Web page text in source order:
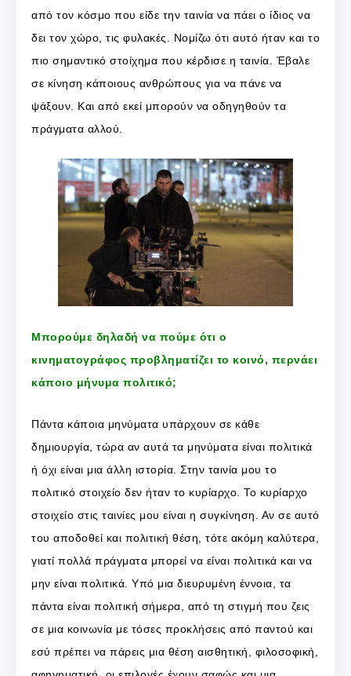
από τον κόσμο που είδε την ταινία να πάει ο ίδιος να
δει τον χώρο, τις φυλακές. Νομίζω ότι αυτό ήταν και το
πιο σημαντικό στοίχημα που κέρδισε η ταινία. Έβαλε
σε κίνηση κάποιους ανθρώπους για να πάνε να
ψάξουν. Και από εκεί μπορούν να οδηγηθούν τα
πράγματα αλλού.
Μπορούμε δηλαδή να πούμε ότι ο
κινηματογράφος προβληματίζει το κοινό, περνάει
κάποιο μήνυμα πολιτικό;
Πάντα κάποια μηνύματα υπάρχουν σε κάθε
δημιουργία, τώρα αν αυτά τα μηνύματα είναι πολιτικά
ή όχι είναι μια άλλη ιστορία. Στην ταινία μου το
πολιτικό στοιχείο δεν ήταν το κυρίαρχο. Το κυρίαρχο
στοιχείο στις ταινίες μου είναι η συγκίνηση. Αν σε αυτό
του αποδοθεί και πολιτική θέση, τότε ακόμη καλύτερα,
γιατί πολλά πράγματα μπορεί να είναι πολιτικά και να
μην είναι πολιτικά. Υπό μια διευρυμένη έννοια, τα
πάντα είναι πολιτική σήμερα, από τη στιγμή που ζεις
σε μια κοινωνία με τόσες προκλήσεις από παντού και
εσύ πρέπει να πάρεις μια θέση αισθητική, φιλοσοφική,